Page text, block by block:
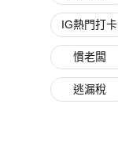
IG熱門打卡
慣老闆
逃漏稅